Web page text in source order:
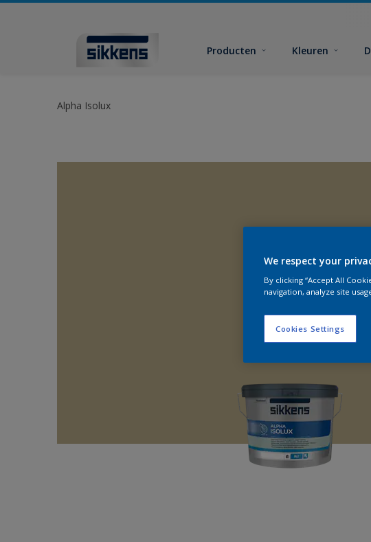
Producten Kleuren
Alpha Isolux
We respect your
By clicking “Accept All
navigation, analyze site
Cookies Settings